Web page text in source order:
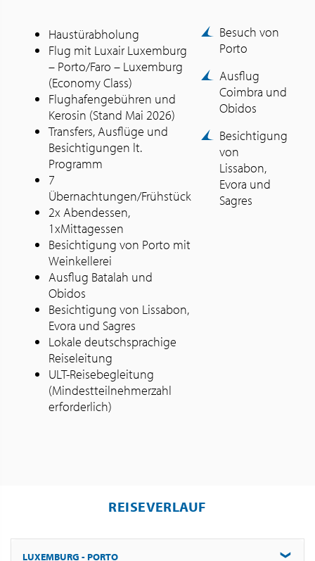
Haustürabholung
Flug mit Luxair Luxemburg
– Porto/Faro – Luxemburg
(Economy Class)
Flughafengebühren und
Kerosin (Stand Mai 2026)
Transfers, Ausflüge und
Besichtigungen lt.
Programm
7
Übernachtungen/Frühstück
2x Abendessen,
1xMittagessen
Besichtigung von Porto mit
Weinkellerei
Ausflug Batalah und
Obidos
Besichtigung von Lissabon,
Evora und Sagres
Lokale deutschsprachige
Reiseleitung
ULT-Reisebegleitung
(Mindestteilnehmerzahl
erforderlich)
Besuch von
Porto
Ausflug
Coimbra und
Obidos
Besichtigung
von
Lissabon,
Evora und
Sagres
REISEVERLAUF
LUXEMBURG - PORTO